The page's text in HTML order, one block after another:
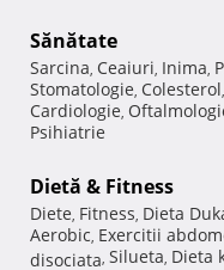
Sănătate
Sarcina, Ceaiuri, Inima,
Stomatologie, Colesterol,
Cardiologie,
Psihiatrie
Dietă & Fitness
Diete, Fitness, Dieta
Aerobic, Exercitii
disociata, Silueta, Dieta